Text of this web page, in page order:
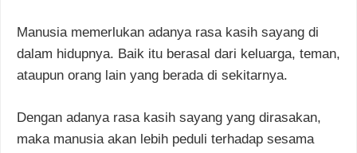
Manusia memerlukan adanya rasa kasih sayang di
dalam hidupnya. Baik itu berasal dari keluarga, teman,
ataupun orang lain yang berada di sekitarnya.
Dengan adanya rasa kasih sayang yang dirasakan,
maka manusia akan lebih peduli terhadap sesama